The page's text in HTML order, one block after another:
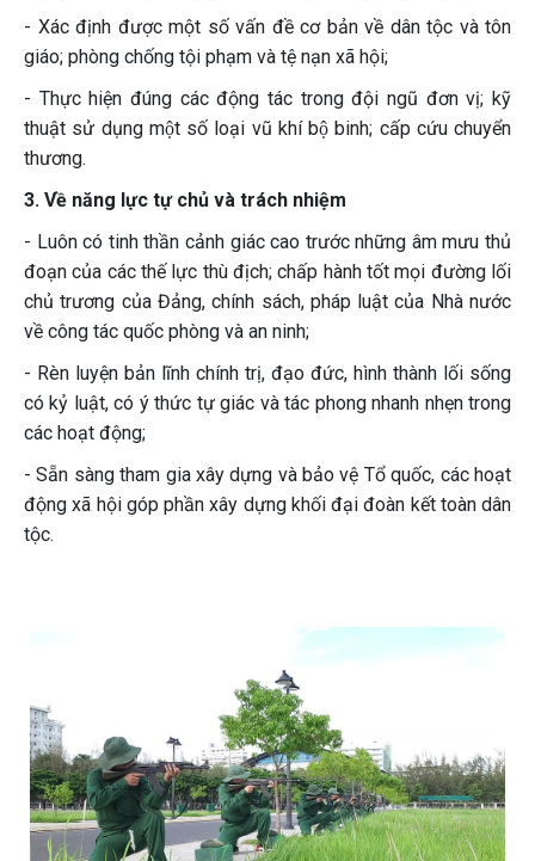
- Xác định được một số vấn đề cơ bản về dân tộc và tôn
giáo; phòng chống tội phạm và tệ nạn xã hội;
- Thực hiện đúng các động tác trong đội ngũ đơn vị; kỹ
thuật sử dụng một số loại vũ khí bộ binh; cấp cứu chuyển
thương.
3. Về năng lực tự chủ và trách nhiệm
- Luôn có tinh thần cảnh giác cao trước những âm mưu thủ
đoạn của các thế lực thù địch; chấp hành tốt mọi đường lối
chủ trương của Đảng, chính sách, pháp luật của Nhà nước
về công tác quốc phòng và an ninh;
- Rèn luyện bản lĩnh chính trị, đạo đức, hình thành lối sống
có kỷ luật, có ý thức tự giác và tác phong nhanh nhẹn trong
các hoạt động;
- Sẵn sàng tham gia xây dựng và bảo vệ Tổ quốc, các hoạt
động xã hội góp phần xây dựng khối đại đoàn kết toàn dân
tộc.